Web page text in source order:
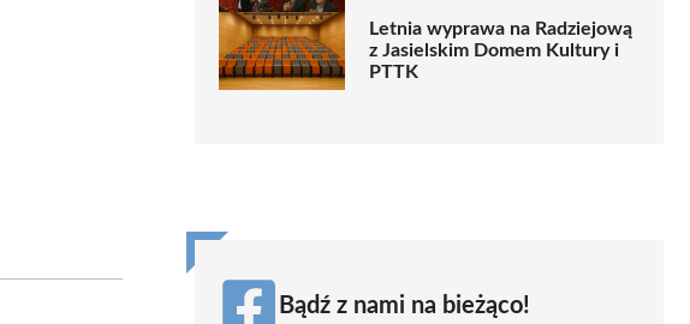
Letnia wyprawa na Radziejową
z Jasielskim Domem Kultury i
PTTK
Bądź z nami na bieżąco!